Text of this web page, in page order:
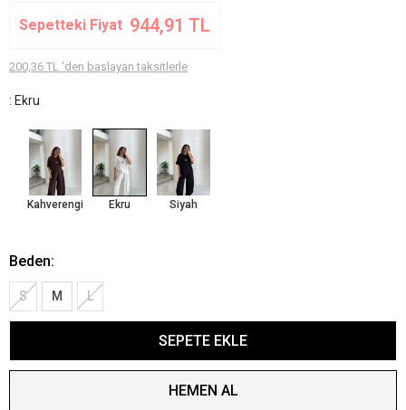
Sepetteki Fiyat 944,91 TL
200,36 TL 'den başlayan taksitlerle
: Ekru
Kahverengi Ekru Siyah
Beden:
S M L
SEPETE EKLE
HEMEN AL